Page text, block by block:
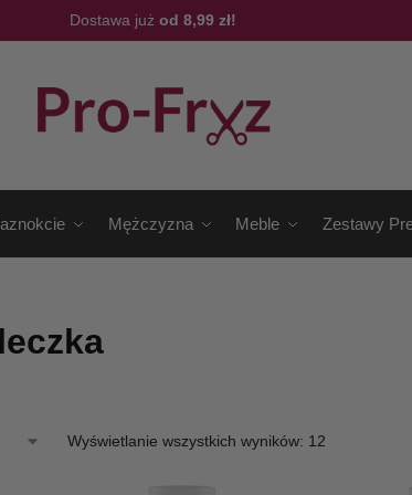
Dostawa już od 8,99 zł!
Mężczyzna Meble Zestawy
Wyświetlanie wszystkich wyników: 12